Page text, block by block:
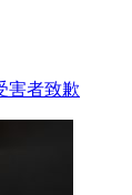
害者致歉